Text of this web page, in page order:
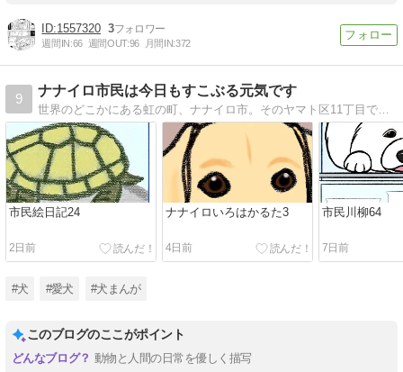
1557320 3
週間IN:66 週間OUT:96 月間IN:372
9
ナナイロ市民は今日もすこぶる元気です
世界のどこかにある虹の町、ナナイロ市。そのヤマト区11丁目で暮らす犬たちの、元気で楽しい日常を描いたマンガです。たまに猫も。
市民絵日記24
2日前
ナナイロいろはかるた3
4日前
市民川柳64
7日前
#犬 #愛犬 #犬まんが
このブログのここがポイント
動物と人間の日常を優しく描写